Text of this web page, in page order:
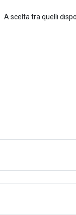
A scelta tra quelli